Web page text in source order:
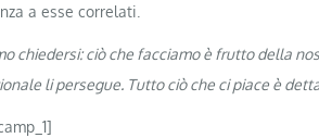
a esse correlati.
chiedersi: ciò che facciamo è frutto della
li persegue. Tutto ciò che ci piace è